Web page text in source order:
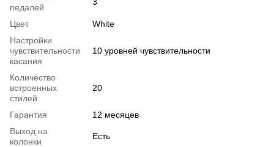
педалей
Цвет
White
Настройки
чувствительности
касания
10 уровней чувствительности
Количество
встроенных
стилей
20
Гарантия
12 месяцев
Выход на
колонки
Есть